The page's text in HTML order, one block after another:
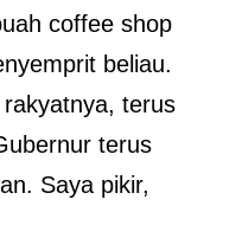
coffee shop
beliau.
terus
terus
Saya pikir,